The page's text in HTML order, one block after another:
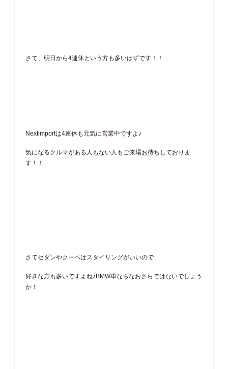
さて、明日から4連休という方も多いはずです！！
Nextimportは4連休も元気に営業中ですよ♪
気になるクルマがある人もない人もご来場お待ちしておりま
す！！
さてセダンやクーペはスタイリングがいいので
好きな方も多いですよね♪BMW車ならなおさらではないでしょう
か！